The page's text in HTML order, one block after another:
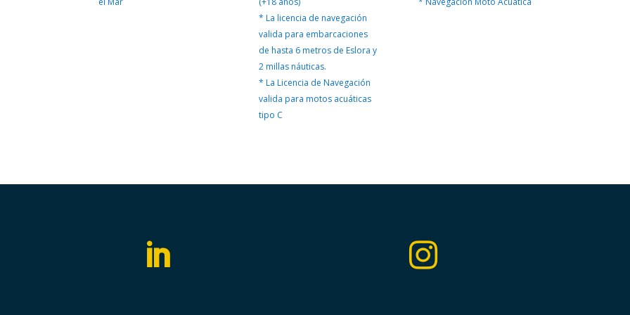
* La licencia de navegación
valida para embarcaciones
de hasta 6 metros de Eslora y
2 millas náuticas.
* La Licencia de Navegación
valida para motos acuáticas
tipo C
 